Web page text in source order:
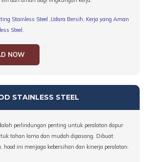
Stainless Steel ,Udara Bersih, Kerja yang Aman
Steel.
NOW
STAINLESS STEEL
perlindungan penting untuk peralatan dapur
tahan lama dan mudah dipasang. Dibuat
hood ini menjaga kebersihan dan kinerja peralatan.